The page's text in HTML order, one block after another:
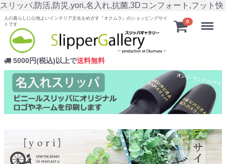
スリッパ,防活,防災,yori,名入れ,抗菌,3Dコンフォート,フット快
人の暮らしに心地よいインテリア文化をめざす『オクムラ』のショッピングサイ
トです
5000円(税込)以上で送料無料
0 Menu